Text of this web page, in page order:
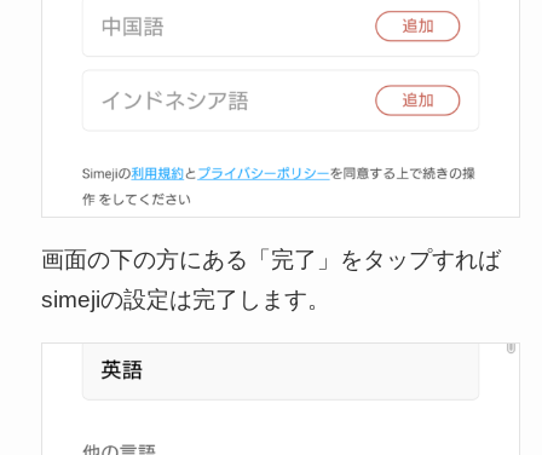
画面の下の方にある「完了」をタップすれば
simejiの設定は完了します。